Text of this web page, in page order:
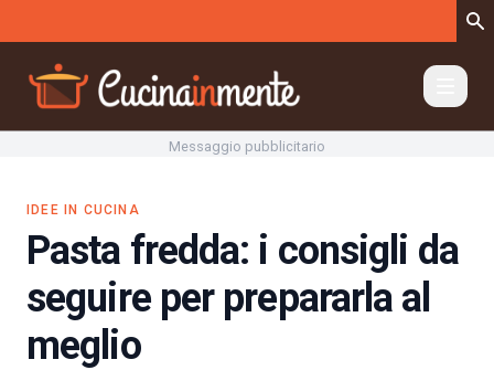
Messaggio pubblicitario
IDEE IN CUCINA
Pasta fredda: i consigli da
seguire per prepararla al
meglio